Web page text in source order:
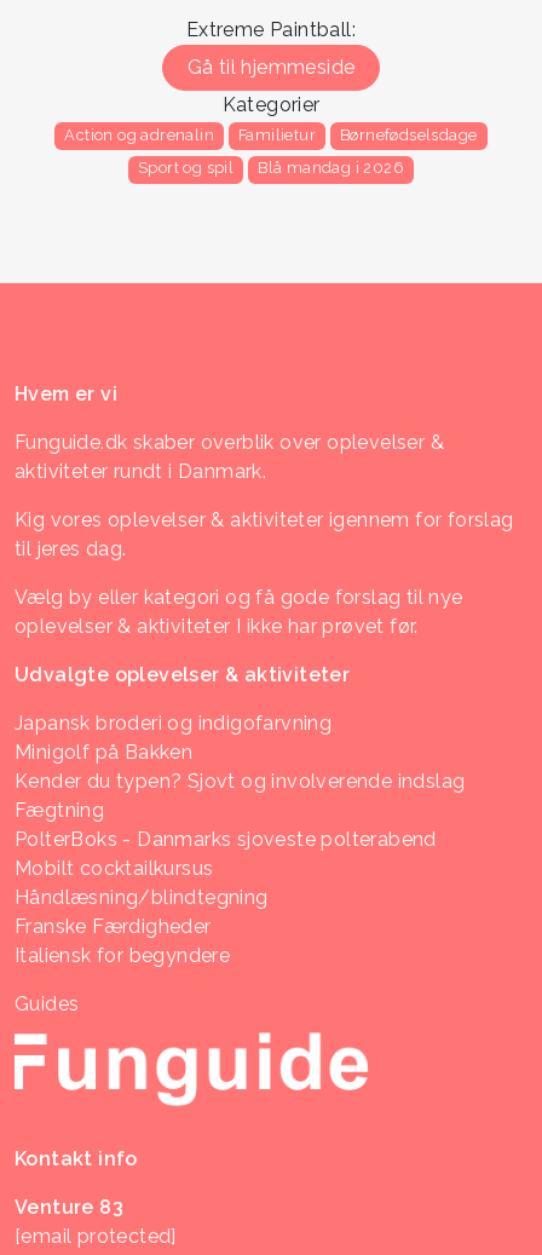
Extreme Paintball:
Gå til hjemmeside
Kategorier
Action og adrenalin Familietur
Børnefødselsdage
Sport og spil
Blå mandag i 2026
Hvem er vi
Funguide.dk skaber overblik over oplevelser &
aktiviteter rundt i Danmark.
Kig vores oplevelser & aktiviteter igennem for forslag
til jeres dag.
Vælg by eller kategori og få gode forslag til nye
oplevelser & aktiviteter I ikke har prøvet før.
Udvalgte oplevelser & aktiviteter
Japansk broderi og indigofarvning
Minigolf på Bakken
Kender du typen? Sjovt og involverende indslag
Fægtning
PolterBoks - Danmarks sjoveste polterabend
Mobilt cocktailkursus
Håndlæsning/blindtegning
Franske Færdigheder
Italiensk for begyndere
Guides
Kontakt info
Venture 83
[email protected]